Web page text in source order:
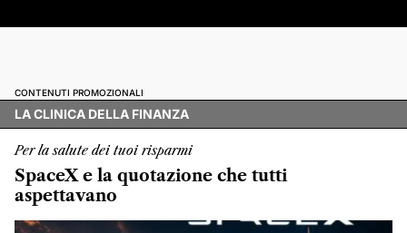
CONTENUTI PROMOZIONALI
LA CLINICA DELLA FINANZA
Per la salute dei tuoi risparmi
SpaceX e la quotazione che tutti
aspettavano